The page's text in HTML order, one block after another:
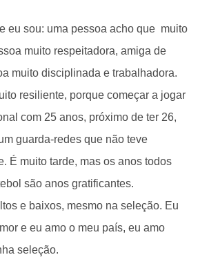
eu sou: uma pessoa acho que muito
muito respeitadora, amiga de
muito disciplinada e trabalhadora.
resiliente, porque começar a jogar
com 25 anos, próximo de ter 26,
guarda-redes que não teve
É muito tarde, mas os anos todos
são anos gratificantes.
e baixos, mesmo na seleção. Eu
e eu amo o meu país, eu amo
seleção.